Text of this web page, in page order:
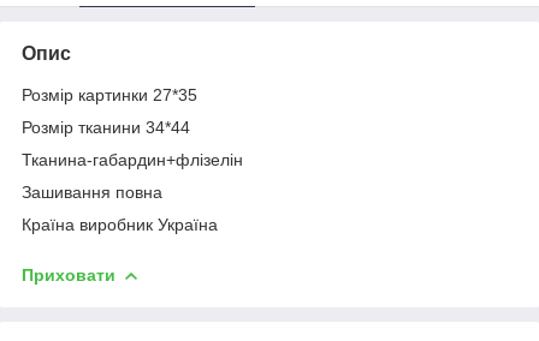
Опис
Розмір картинки 27*35
Розмір тканини 34*44
Тканина-габардин+флізелін
Зашивання повна
Країна виробник Україна
Приховати